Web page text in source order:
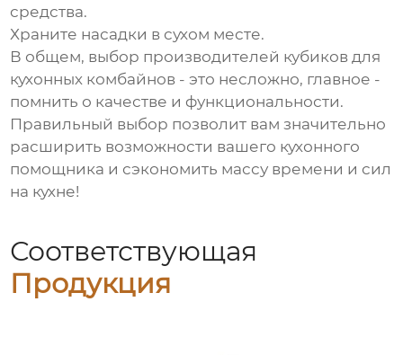
средства.
Храните насадки в сухом месте.
В общем, выбор производителей кубиков для
кухонных комбайнов - это несложно, главное -
помнить о качестве и функциональности.
Правильный выбор позволит вам значительно
расширить возможности вашего кухонного
помощника и сэкономить массу времени и сил
на кухне!
Соответствующая
Продукция